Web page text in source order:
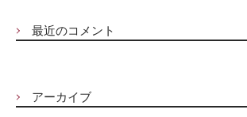
最近のコメント
アーカイブ